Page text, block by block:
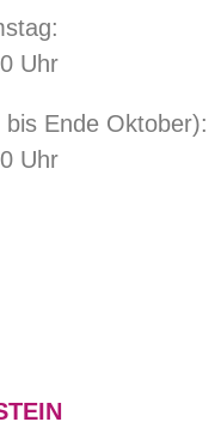
Uhr
Ende Oktober):
Uhr